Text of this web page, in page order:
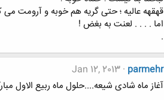
قهقهه عالیه ؛ حتی گریه هم خوبه و آرومت می
اما . . . . لعنت به بغض !
.
parmehr
Jan 12, 2013
آغاز ماه شادی شیعه....حلول ماه ربیع الاول